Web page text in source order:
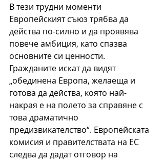
В тези трудни моменти
Европейският съюз трябва да
действа по-силно и да проявява
повече амбиция, като спазва
основните си ценности.
Гражданите искат да видят
„обединена Европа, желаеща и
готова да действа, която най-
накрая е на полето за справяне с
това драматично
предизвикателство“. Европейската
комисия и правителствата на ЕС
следва да дадат отговор на